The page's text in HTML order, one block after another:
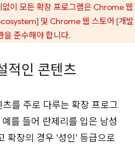
이 모든 확장 프로그램은 Chrome 웹
및 Chrome 웹 스토어 [개발
준수해야 합니다.
적인 콘텐츠
를 주로 다루는 확장 프로그
를 들어 란제리를 입은 남성
확장의 경우 '성인' 등급으로